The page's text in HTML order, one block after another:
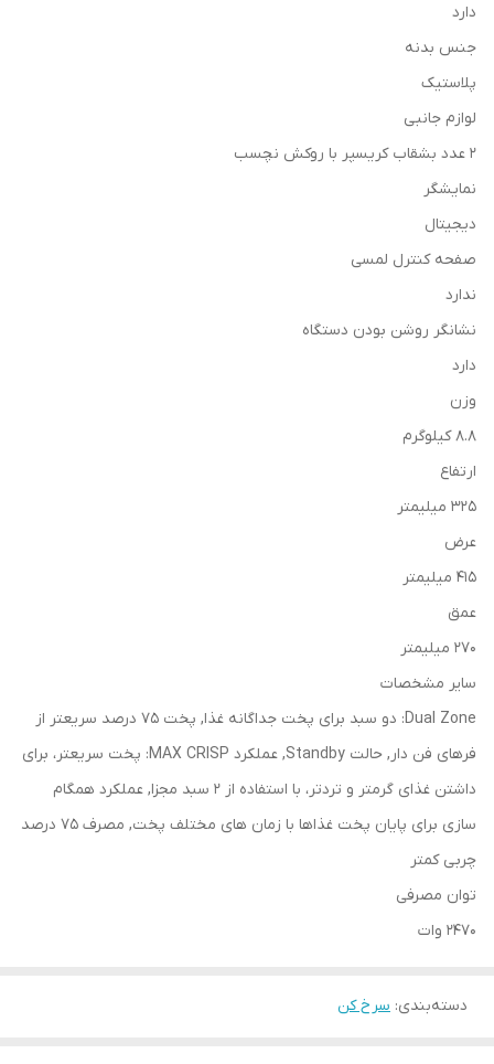
دارد
جنس بدنه
پلاستیک
لوازم جانبی
2 عدد بشقاب کریسپر با روکش نچسب
نمایشگر
دیجیتال
صفحه کنترل لمسی
ندارد
نشانگر روشن بودن دستگاه
دارد
وزن
8.8 کیلوگرم
ارتفاع
325 میلیمتر
عرض
415 میلیمتر
عمق
270 میلیمتر
سایر مشخصات
Dual Zone: دو سبد برای پخت جداگانه غذا, پخت 75 درصد سریعتر از
فرهای فن دار, حالت Standby, عملکرد MAX CRISP: پخت سریعتر، برای
داشتن غذای گرمتر و تردتر، با استفاده از 2 سبد مجزا, عملکرد همگام
سازی برای پایان پخت غذاها با زمان های مختلف پخت, مصرف 75 درصد
چربی کمتر
توان مصرفی
2470 وات
دسته‌بندی: سرخ کن